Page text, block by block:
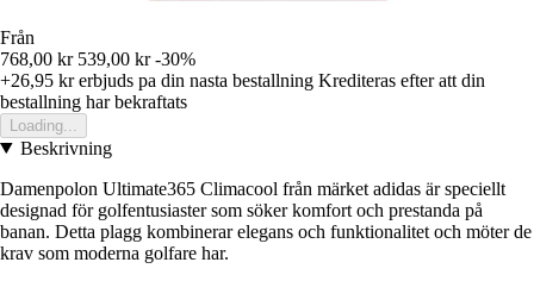
Från
768,00 kr 539,00 kr -30%
+26,95 krerbjuds pa din nasta bestallning Krediteras efter att din
bestallning har bekraftats
Loading...
Beskrivning
Damenpolon Ultimate365 Climacool från märket adidas är speciellt
designad för golfentusiaster som söker komfort och prestanda på
banan. Detta plagg kombinerar elegans och funktionalitet och möter de
krav som moderna golfare har.